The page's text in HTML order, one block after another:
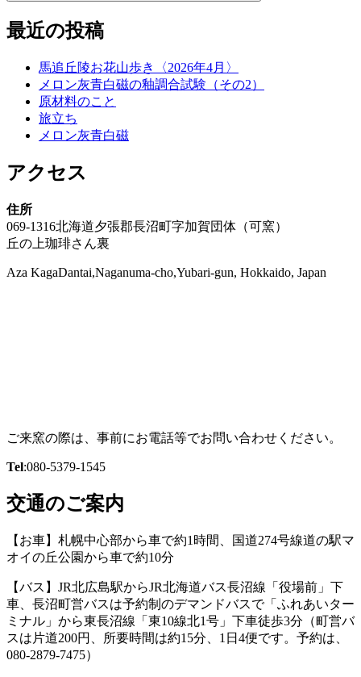
最近の投稿
馬追丘陵お花山歩き〈2026年4月〉
メロン灰青白磁の釉調合試験（その2）
原材料のこと
旅立ち
メロン灰青白磁
アクセス
住所
069-1316北海道夕張郡長沼町字加賀団体（可窯）
丘の上珈琲さん裏
Aza KagaDantai,Naganuma-cho,Yubari-gun, Hokkaido, Japan
ご来窯の際は、事前にお電話等でお問い合わせください。
Tel:080-5379-1545
交通のご案内
【お車】札幌中心部から車で約1時間、国道274号線道の駅マ
オイの丘公園から車で約10分
【バス】JR北広島駅からJR北海道バス長沼線「役場前」下
車、長沼町営バスは予約制のデマンドバスで「ふれあいター
ミナル」から東長沼線「東10線北1号」下車徒歩3分（町営バ
スは片道200円、所要時間は約15分、1日4便です。予約は、
080-2879-7475）